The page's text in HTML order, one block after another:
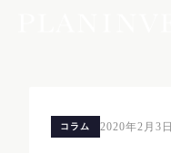
コラム 2020年2月3日